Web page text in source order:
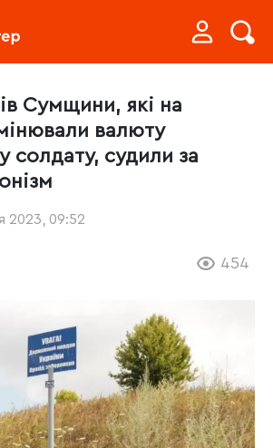
Сумщини, які на
валюту
солдату, судили за
2023, 09:52
454